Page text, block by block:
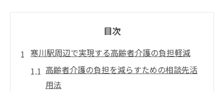
目次
寒川駅周辺で実現する高齢者介護の負担軽減
高齢者介護の負担を減らすための相談先活
用法